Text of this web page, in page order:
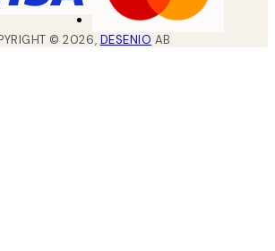
©2026, DESENIO AB